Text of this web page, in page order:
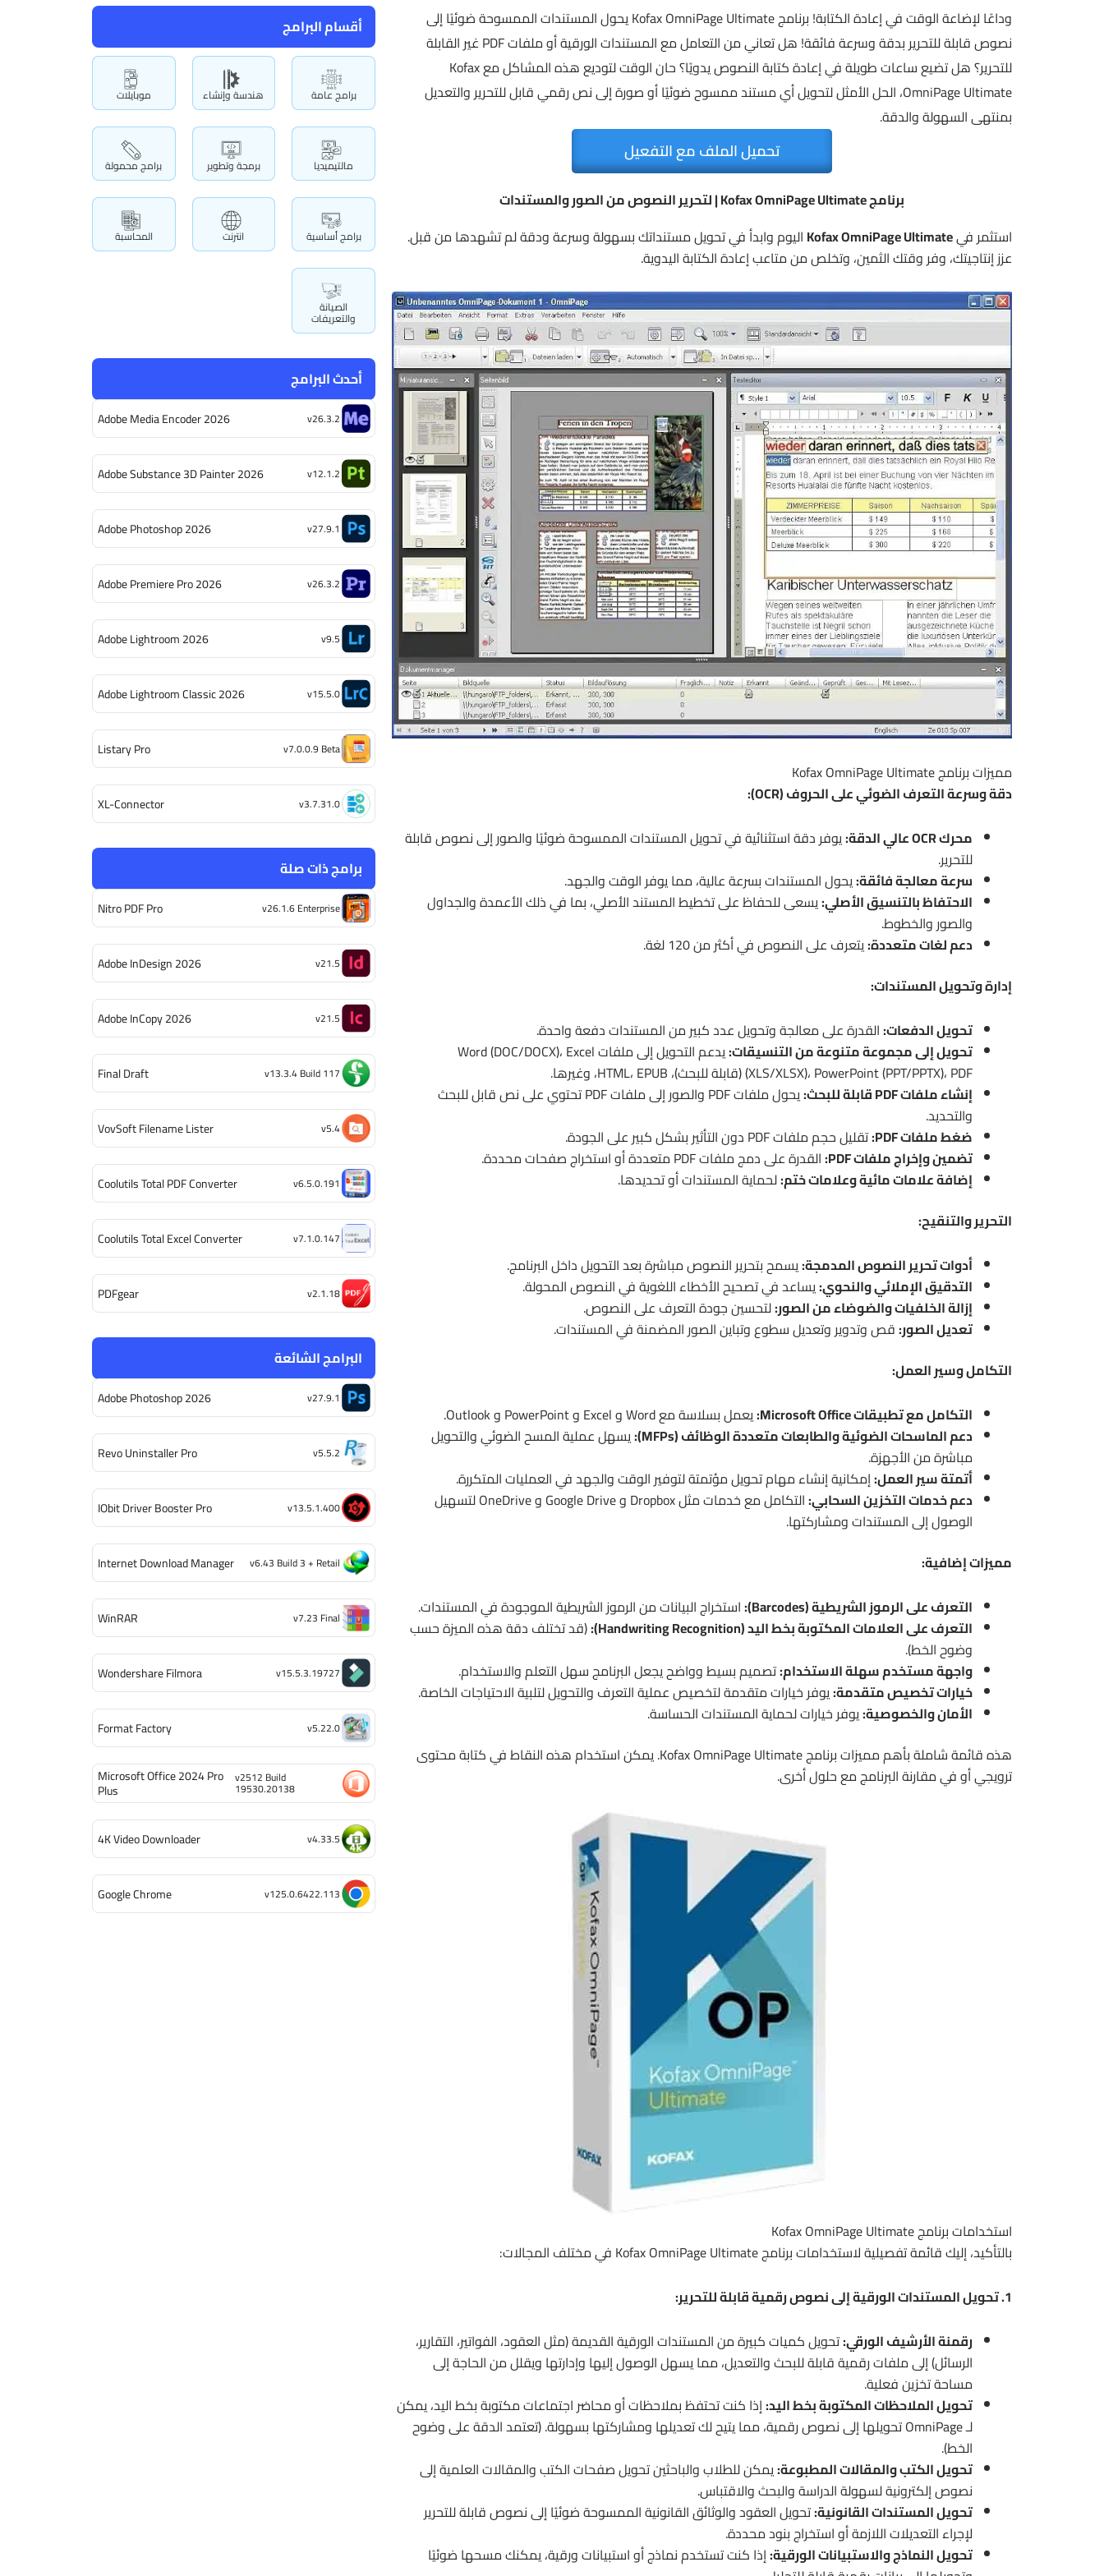
أقسام البرامج
برامج عامة هندسة وإنشاء موبايلات
مالتيميديا برمجة وتطوير برامج محمولة
برامج أساسية انترنت المحاسبة
الصيانة
والتعريفات
أحدث البرامج
Adobe Media Encoder 2026 v26.3.2
Adobe Substance 3D Painter 2026 v12.1.2
Adobe Photoshop 2026 v27.9.1
Adobe Premiere Pro 2026 v26.3.2
Adobe Lightroom 2026 v9.5
Adobe Lightroom Classic 2026 v15.5.0
Listary Pro v7.0.0.9 Beta
XL-Connector v3.7.31.0
برامج ذات صلة
Nitro PDF Pro v26.1.6 Enterprise
Adobe InDesign 2026 v21.5
Adobe InCopy 2026 v21.5
Final Draft v13.3.4 Build 117
VovSoft Filename Lister v5.4
Coolutils Total PDF Converter v6.5.0.191
Coolutils Total Excel Converter v7.1.0.147
PDFgear v2.1.18
البرامج الشائعة
Adobe Photoshop 2026 v27.9.1
Revo Uninstaller Pro v5.5.2
IObit Driver Booster Pro v13.5.1.400
Internet Download Manager v6.43 Build 3 + Retail
WinRAR v7.23 Final
Wondershare Filmora v15.5.3.19727
Format Factory v5.22.0
Microsoft Office 2024 Pro
Plus
v2512 Build
19530.20138
4K Video Downloader v4.33.5
Google Chrome v125.0.6422.113
وداعًا لإضاعة الوقت في إعادة الكتابة! برنامج Kofax OmniPage Ultimate يحول المستندات الممسوحة ضوئيًا إلى
نصوص قابلة للتحرير بدقة وسرعة فائقة! هل تعاني من التعامل مع المستندات الورقية أو ملفات PDF غير القابلة
للتحرير؟ هل تضيع ساعات طويلة في إعادة كتابة النصوص يدويًا؟ حان الوقت لتوديع هذه المشاكل مع Kofax
OmniPage Ultimate، الحل الأمثل لتحويل أي مستند ممسوح ضوئيًا أو صورة إلى نص رقمي قابل للتحرير والتعديل
بمنتهى السهولة والدقة.
تحميل الملف مع التفعيل
برنامج Kofax OmniPage Ultimate | لتحرير النصوص من الصور والمستندات
استثمر فيKofax OmniPage Ultimate اليوم وابدأ في تحويل مستنداتك بسهولة وسرعة ودقة لم تشهدها من قبل.
عزز إنتاجيتك، وفر وقتك الثمين، وتخلص من متاعب إعادة الكتابة اليدوية.
مميزات برنامج Kofax OmniPage Ultimate
دقة وسرعة التعرف الضوئي على الحروف (OCR):
محرك OCR عالي الدقة:
يوفر دقة استثنائية في تحويل المستندات الممسوحة ضوئيًا والصور إلى نصوص قابلة
للتحرير.
سرعة معالجة فائقة:يحول المستندات بسرعة عالية، مما يوفر الوقت والجهد.
الاحتفاظ بالتنسيق الأصلي:يسعى للحفاظ على تخطيط المستند الأصلي، بما في ذلك الأعمدة والجداول
والصور والخطوط.
دعم لغات متعددة:يتعرف على النصوص في أكثر من 120 لغة.
إدارة وتحويل المستندات:
تحويل الدفعات:القدرة على معالجة وتحويل عدد كبير من المستندات دفعة واحدة.
تحويل إلى مجموعة متنوعة من التنسيقات:
يدعم التحويل إلى ملفات Word (DOC/DOCX)، Excel
(XLS/XLSX)، PowerPoint (PPT/PPTX)، PDF (قابلة للبحث)، HTML، EPUB، وغيرها.
إنشاء ملفات PDF قابلة للبحث:
يحول ملفات PDF والصور إلى ملفات PDF تحتوي على نص قابل للبحث
والتحديد.
ضغط ملفات PDF:
تقليل حجم ملفات PDF دون التأثير بشكل كبير على الجودة.
تضمين وإخراج ملفات PDF:
القدرة على دمج ملفات PDF متعددة أو استخراج صفحات محددة.
إضافة علامات مائية وعلامات ختم:لحماية المستندات أو تحديدها.
التحرير والتنقيح:
أدوات تحرير النصوص المدمجة:يسمح بتحرير النصوص مباشرة بعد التحويل داخل البرنامج.
التدقيق الإملائي والنحوي:يساعد في تصحيح الأخطاء اللغوية في النصوص المحولة.
إزالة الخلفيات والضوضاء من الصور:لتحسين جودة التعرف على النصوص.
تعديل الصور:قص وتدوير وتعديل سطوع وتباين الصور المضمنة في المستندات.
التكامل وسير العمل:
التكامل مع تطبيقات Microsoft Office:
يعمل بسلاسة مع Word و Excel و PowerPoint و Outlook.
دعم الماسحات الضوئية والطابعات متعددة الوظائف (MFPs):
يسهل عملية المسح الضوئي والتحويل
مباشرة من الأجهزة.
أتمتة سير العمل:إمكانية إنشاء مهام تحويل مؤتمتة لتوفير الوقت والجهد في العمليات المتكررة.
دعم خدمات التخزين السحابي:
التكامل مع خدمات مثل Dropbox و Google Drive و OneDrive لتسهيل
الوصول إلى المستندات ومشاركتها.
مميزات إضافية:
التعرف على الرموز الشريطية (Barcodes):
استخراج البيانات من الرموز الشريطية الموجودة في المستندات.
التعرف على العلامات المكتوبة بخط اليد (Handwriting Recognition):
(قد تختلف دقة هذه الميزة حسب
وضوح الخط).
واجهة مستخدم سهلة الاستخدام:تصميم بسيط وواضح يجعل البرنامج سهل التعلم والاستخدام.
خيارات تخصيص متقدمة:يوفر خيارات متقدمة لتخصيص عملية التعرف والتحويل لتلبية الاحتياجات الخاصة.
الأمان والخصوصية:يوفر خيارات لحماية المستندات الحساسة.
هذه قائمة شاملة بأهم مميزات برنامج Kofax OmniPage Ultimate. يمكن استخدام هذه النقاط في كتابة محتوى
ترويجي أو في مقارنة البرنامج مع حلول أخرى.
استخدامات برنامج Kofax OmniPage Ultimate
بالتأكيد، إليك قائمة تفصيلية لاستخدامات برنامج Kofax OmniPage Ultimate في مختلف المجالات:
1. تحويل المستندات الورقية إلى نصوص رقمية قابلة للتحرير:
رقمنة الأرشيف الورقي:تحويل كميات كبيرة من المستندات الورقية القديمة (مثل العقود، الفواتير، التقارير،
الرسائل) إلى ملفات رقمية قابلة للبحث والتعديل، مما يسهل الوصول إليها وإدارتها ويقلل من الحاجة إلى
مساحة تخزين فعلية.
تحويل الملاحظات المكتوبة بخط اليد:إذا كنت تحتفظ بملاحظات أو محاضر اجتماعات مكتوبة بخط اليد، يمكن
لـ OmniPage تحويلها إلى نصوص رقمية، مما يتيح لك تعديلها ومشاركتها بسهولة. (تعتمد الدقة على وضوح
الخط).
تحويل الكتب والمقالات المطبوعة:يمكن للطلاب والباحثين تحويل صفحات الكتب والمقالات العلمية إلى
نصوص إلكترونية لسهولة الدراسة والبحث والاقتباس.
تحويل المستندات القانونية:تحويل العقود والوثائق القانونية الممسوحة ضوئيًا إلى نصوص قابلة للتحرير
لإجراء التعديلات اللازمة أو استخراج بنود محددة.
تحويل النماذج والاستبيانات الورقية:إذا كنت تستخدم نماذج أو استبيانات ورقية، يمكنك مسحها ضوئيًا